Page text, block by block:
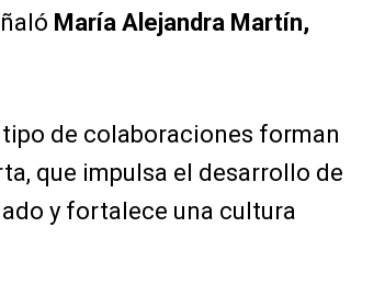
María Alejandra Martín,
de colaboraciones forman
que impulsa el desarrollo de
y fortalece una cultura